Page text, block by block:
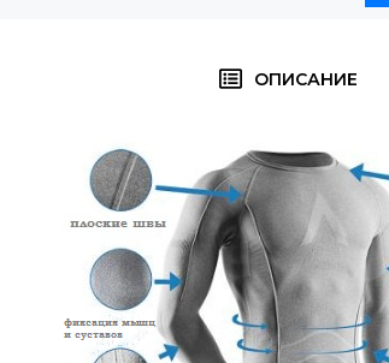
ОПИСАНИЕ